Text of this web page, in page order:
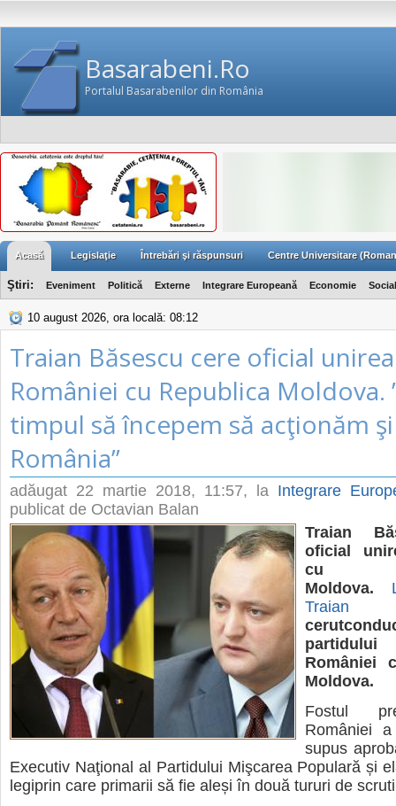
Basarabeni.Ro
Portalul Basarabenilor din România
Acasă Legislaţie Întrebări şi răspunsuri Centre Universitare
Ştiri: Eveniment Politică Externe Integrare Europeană Economie Social
10 august 2026, ora locală: 08:12
Traian Băsescu cere oficial unirea
României cu Republica Moldova.
timpul să începem să acţionăm
România”
adăugat 22 martie 2018, 11:57, la Integrare
publicat de Octavian Balan
Traian
oficial
cu
Moldova.
Traian
României
Moldova.
Fostul
României
supus
Executiv Naţional al Partidului Mişcarea Populară și
legiprin care primarii să fie aleși în două tururi de